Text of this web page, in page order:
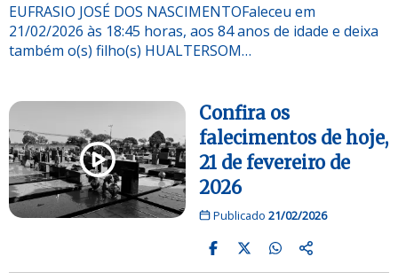
EUFRASIO JOSÉ DOS NASCIMENTOFaleceu em
21/02/2026 às 18:45 horas, aos 84 anos de idade e deixa
também o(s) filho(s) HUALTERSOM…
Confira os
falecimentos de hoje,
21 de fevereiro de
2026
Publicado 21/02/2026